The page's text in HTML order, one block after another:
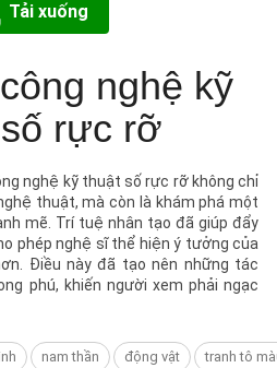
Tải xuống
nghệ kỹ
rực rỡ
nghệ kỹ thuật số rực rỡ không chỉ
thuật, mà còn là khám phá một
mẽ. Trí tuệ nhân tạo đã giúp đẩy
phép nghệ sĩ thể hiện ý tưởng của
Điều này đã tạo nên những tác
phú, khiến người xem phải ngạc
nam thần động vật tranh tô